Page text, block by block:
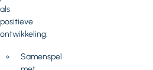
als
positieve
ontwikkeling:
Samenspel